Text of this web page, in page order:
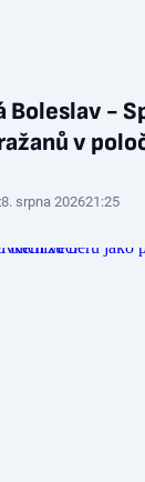
Boleslav -
v
8. srpna 202621:25